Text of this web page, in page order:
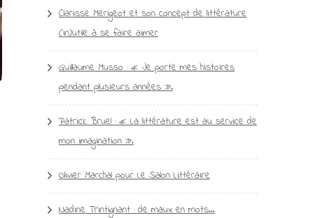
Clarisse Merigeot et son concept de littérature
(in)utile à se faire aimer
Guillaume Musso : « Je porte mes histoires
pendant plusieurs années ».
Patrick Bruel : « La littérature est au service de
mon imagination ».
Olivier Marchal pour Le Salon Littéraire
Nadine Trintignant : de maux en mots…